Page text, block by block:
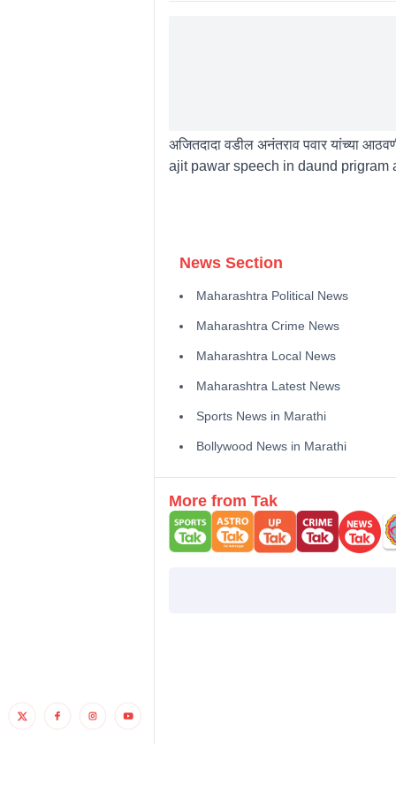
अजितदादा वडील अनंतराव पवार यांच्या
ajit pawar speech in daund prigram
News Section
Maharashtra Political News
Maharashtra Crime News
Maharashtra Local News
Maharashtra Latest News
Sports News in Marathi
Bollywood News in Marathi
More from Tak